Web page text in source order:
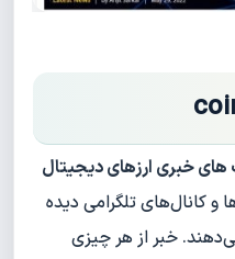
خبری ارزهای دیجیتال
تلگرامی دیده
خبر از هر چیزی